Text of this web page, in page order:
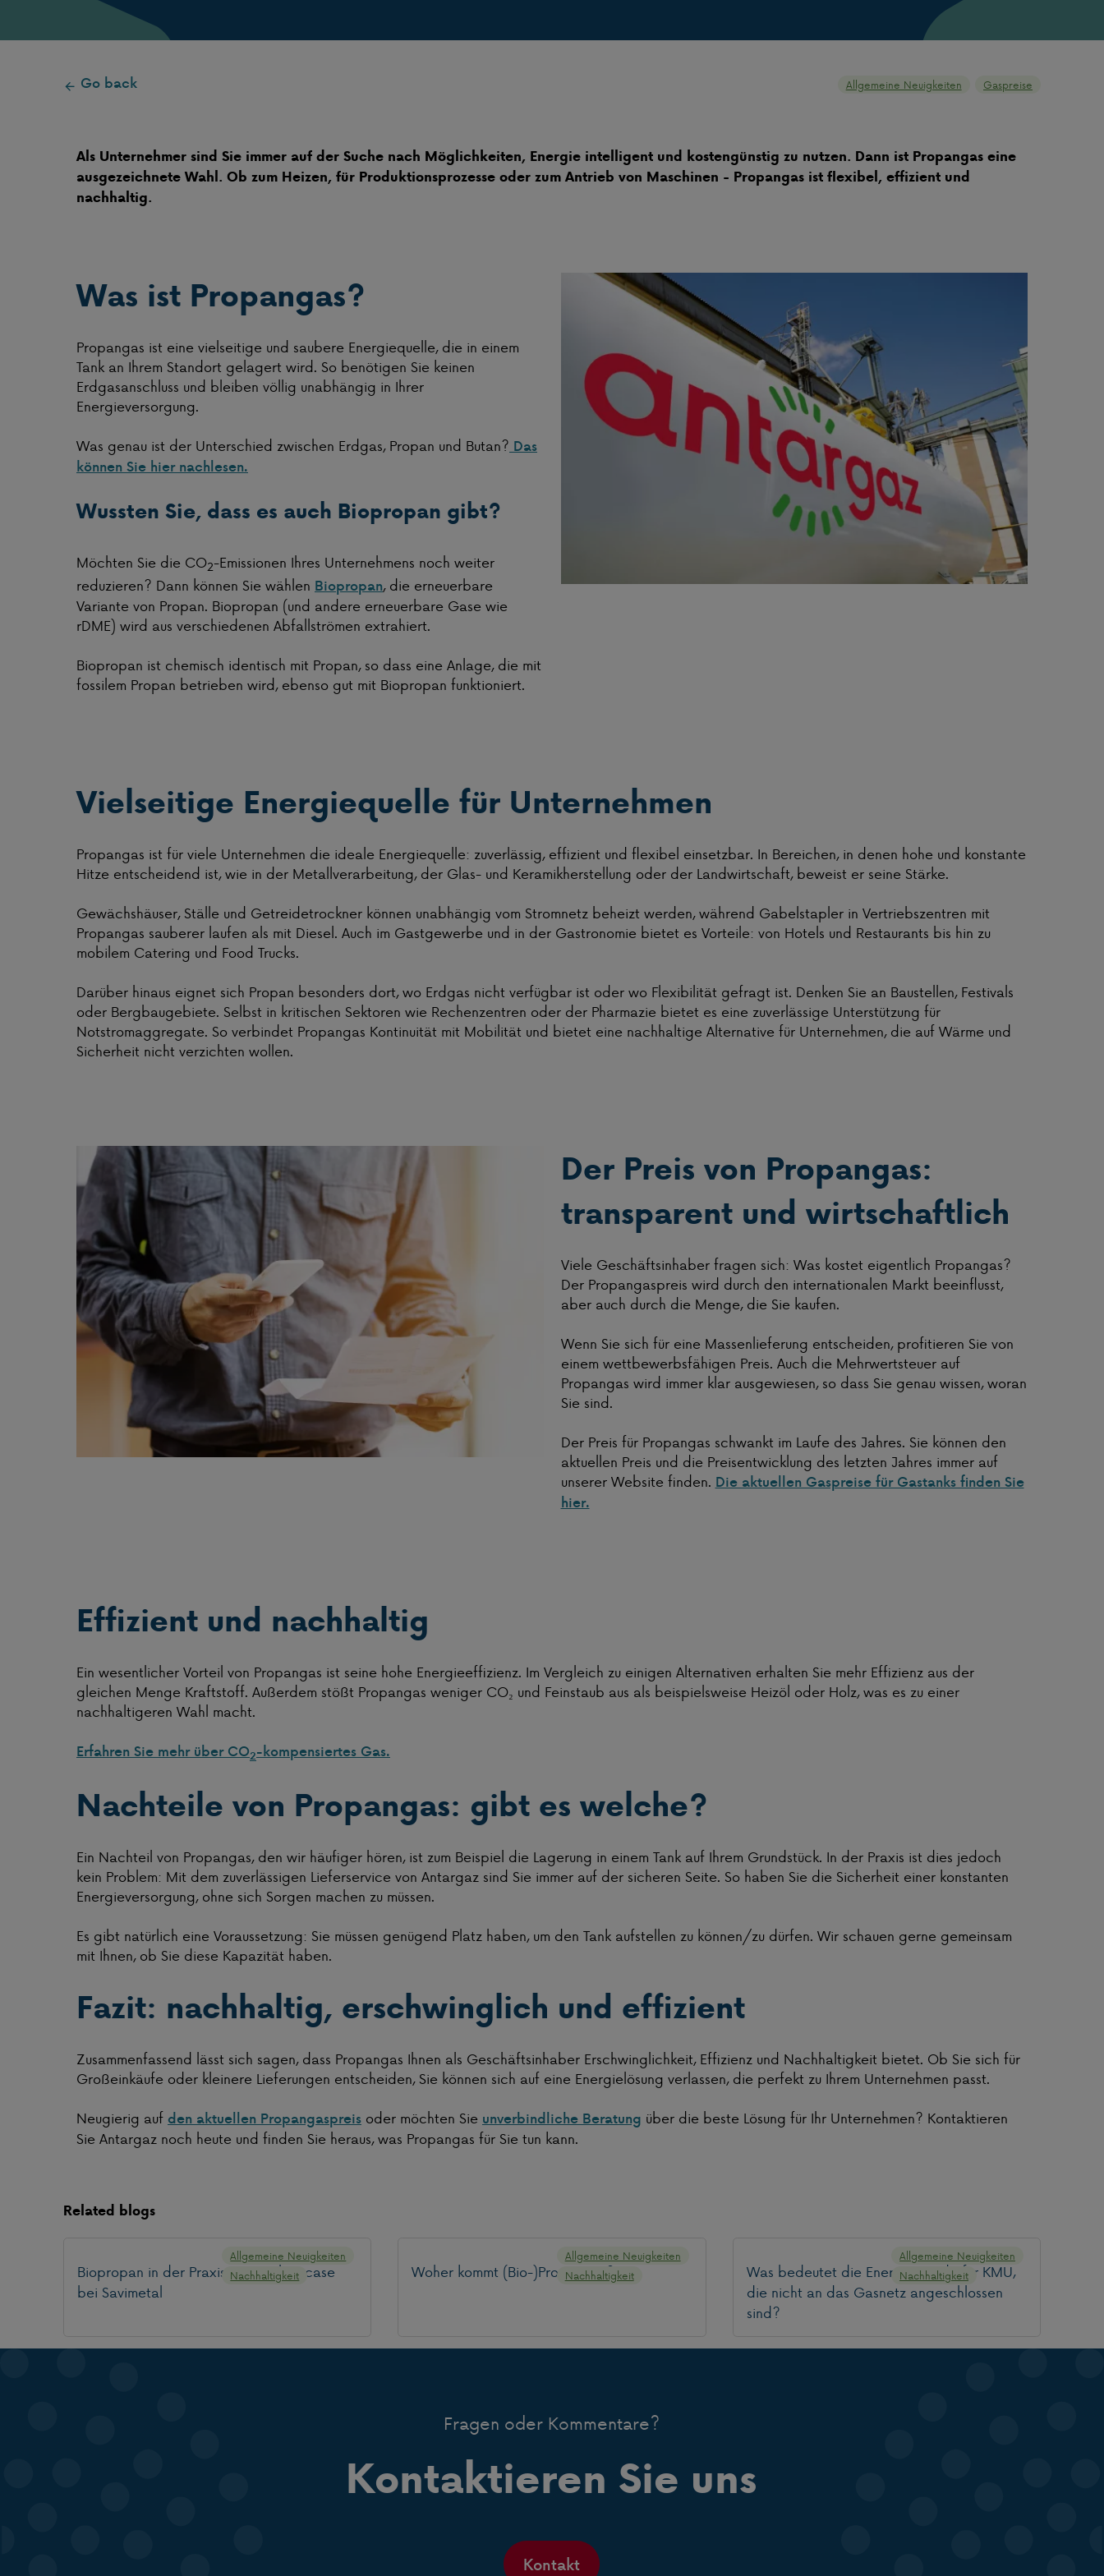
Go back Allgemeine Neuigkeiten Gaspreise
Als Unternehmer sind Sie immer auf der Suche nach Möglichkeiten, Energie intelligent und kostengünstig zu nutzen. Dann ist Propangas eine
ausgezeichnete Wahl. Ob zum Heizen, für Produktionsprozesse oder zum Antrieb von Maschinen - Propangas ist flexibel, effizient und
nachhaltig.
Was ist Propangas?
Propangas ist eine vielseitige und saubere Energiequelle, die in einem
Tank an Ihrem Standort gelagert wird. So benötigen Sie keinen
Erdgasanschluss und bleiben völlig unabhängig in Ihrer
Energieversorgung.
Was genau ist der Unterschied zwischen Erdgas, Propan und Butan? Das
können Sie hier nachlesen.
Wussten Sie, dass es auch Biopropan gibt?
Möchten Sie die CO2-Emissionen Ihres Unternehmens noch weiter
reduzieren? Dann können Sie wählen Biopropan, die erneuerbare
Variante von Propan. Biopropan (und andere erneuerbare Gase wie
rDME) wird aus verschiedenen Abfallströmen extrahiert.
Biopropan ist chemisch identisch mit Propan, so dass eine Anlage, die mit
fossilem Propan betrieben wird, ebenso gut mit Biopropan funktioniert.
Vielseitige Energiequelle für Unternehmen
Propangas ist für viele Unternehmen die ideale Energiequelle: zuverlässig, effizient und flexibel einsetzbar. In Bereichen, in denen hohe und konstante
Hitze entscheidend ist, wie in der Metallverarbeitung, der Glas- und Keramikherstellung oder der Landwirtschaft, beweist er seine Stärke.
Gewächshäuser, Ställe und Getreidetrockner können unabhängig vom Stromnetz beheizt werden, während Gabelstapler in Vertriebszentren mit
Propangas sauberer laufen als mit Diesel. Auch im Gastgewerbe und in der Gastronomie bietet es Vorteile: von Hotels und Restaurants bis hin zu
mobilem Catering und Food Trucks.
Darüber hinaus eignet sich Propan besonders dort, wo Erdgas nicht verfügbar ist oder wo Flexibilität gefragt ist. Denken Sie an Baustellen, Festivals
oder Bergbaugebiete. Selbst in kritischen Sektoren wie Rechenzentren oder der Pharmazie bietet es eine zuverlässige Unterstützung für
Notstromaggregate. So verbindet Propangas Kontinuität mit Mobilität und bietet eine nachhaltige Alternative für Unternehmen, die auf Wärme und
Sicherheit nicht verzichten wollen.
Der Preis von Propangas:
transparent und wirtschaftlich
Viele Geschäftsinhaber fragen sich: Was kostet eigentlich Propangas?
Der Propangaspreis wird durch den internationalen Markt beeinflusst,
aber auch durch die Menge, die Sie kaufen.
Wenn Sie sich für eine Massenlieferung entscheiden, profitieren Sie von
einem wettbewerbsfähigen Preis. Auch die Mehrwertsteuer auf
Propangas wird immer klar ausgewiesen, so dass Sie genau wissen, woran
Sie sind.
Der Preis für Propangas schwankt im Laufe des Jahres. Sie können den
aktuellen Preis und die Preisentwicklung des letzten Jahres immer auf
unserer Website finden. Die aktuellen Gaspreise für Gastanks finden Sie
hier.
Effizient und nachhaltig
Ein wesentlicher Vorteil von Propangas ist seine hohe Energieeffizienz. Im Vergleich zu einigen Alternativen erhalten Sie mehr Effizienz aus der
gleichen Menge Kraftstoff. Außerdem stößt Propangas weniger CO₂ und Feinstaub aus als beispielsweise Heizöl oder Holz, was es zu einer
nachhaltigeren Wahl macht.
Erfahren Sie mehr über CO2-kompensiertes Gas.
Nachteile von Propangas: gibt es welche?
Ein Nachteil von Propangas, den wir häufiger hören, ist zum Beispiel die Lagerung in einem Tank auf Ihrem Grundstück. In der Praxis ist dies jedoch
kein Problem: Mit dem zuverlässigen Lieferservice von Antargaz sind Sie immer auf der sicheren Seite. So haben Sie die Sicherheit einer konstanten
Energieversorgung, ohne sich Sorgen machen zu müssen.
Es gibt natürlich eine Voraussetzung: Sie müssen genügend Platz haben, um den Tank aufstellen zu können/zu dürfen. Wir schauen gerne gemeinsam
mit Ihnen, ob Sie diese Kapazität haben.
Fazit: nachhaltig, erschwinglich und effizient
Zusammenfassend lässt sich sagen, dass Propangas Ihnen als Geschäftsinhaber Erschwinglichkeit, Effizienz und Nachhaltigkeit bietet. Ob Sie sich für
Großeinkäufe oder kleinere Lieferungen entscheiden, Sie können sich auf eine Energielösung verlassen, die perfekt zu Ihrem Unternehmen passt.
Neugierig auf den aktuellen Propangaspreis oder möchten Sie unverbindliche Beratung über die beste Lösung für Ihr Unternehmen? Kontaktieren
Sie Antargaz noch heute und finden Sie heraus, was Propangas für Sie tun kann.
Related blogs
Biopropan in der Praxis: unser Showcase
bei Savimetal
Allgemeine Neuigkeiten
Nachhaltigkeit
Woher kommt (Bio-)Propangas?
Allgemeine Neuigkeiten
Nachhaltigkeit
Was bedeutet die Energiewende für KMU,
die nicht an das Gasnetz angeschlossen
sind?
Allgemeine Neuigkeiten
Nachhaltigkeit
Fragen oder Kommentare?
Kontaktieren Sie uns
Kontakt